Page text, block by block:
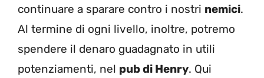
continuare a sparare contro i nostri nemici.
Al termine di ogni livello, inoltre, potremo
spendere il denaro guadagnato in utili
potenziamenti, nel pub di Henry. Qui